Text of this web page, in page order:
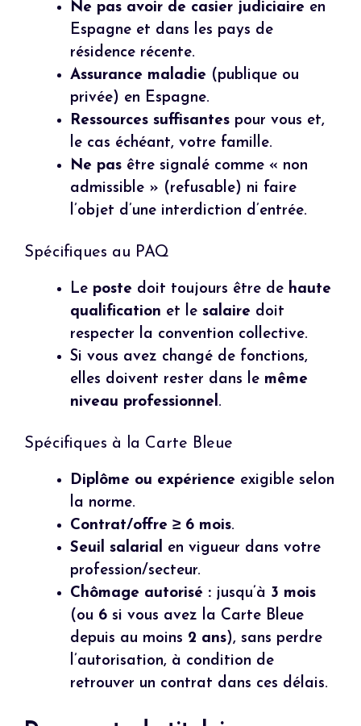
Ne pas avoir de casier judiciaire en
Espagne et dans les pays de
résidence récente.
Assurance maladie (publique ou
privée) en Espagne.
Ressources suffisantes pour vous et,
le cas échéant, votre famille.
Ne pas être signalé comme « non
admissible » (refusable) ni faire
l’objet d’une interdiction d’entrée.
Spécifiques au PAQ
Le poste doit toujours être de haute
qualification et le salaire doit
respecter la convention collective.
Si vous avez changé de fonctions,
elles doivent rester dans le même
niveau professionnel.
Spécifiques à la Carte Bleue
Diplôme ou expérience exigible selon
la norme.
Contrat/offre ≥ 6 mois.
Seuil salarial
en vigueur dans votre
profession/secteur.
Chômage autorisé : jusqu’à 3 mois
(ou 6 si vous avez la Carte Bleue
depuis au moins 2 ans), sans perdre
l’autorisation, à condition de
retrouver un contrat dans ces délais.